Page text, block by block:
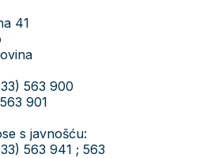
41
563 900
901
s javnošću:
563 941 ; 563